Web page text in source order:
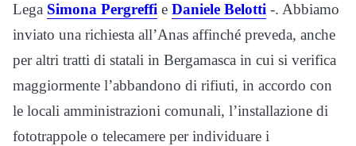
Lega Simona Pergreffi e Daniele Belotti -. Abbiamo
inviato una richiesta all’Anas affinché preveda, anche
per altri tratti di statali in Bergamasca in cui si verifica
maggiormente l’abbandono di rifiuti, in accordo con
le locali amministrazioni comunali, l’installazione di
fototrappole o telecamere per individuare i